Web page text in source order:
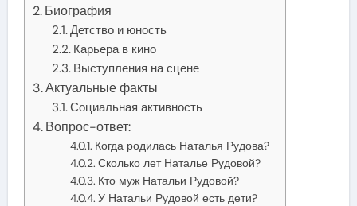
Биография
Детство и юность
Карьера в кино
Выступления на сцене
Актуальные факты
Социальная активность
Вопрос-ответ:
Когда родилась Наталья Рудова?
Сколько лет Наталье Рудовой?
Кто муж Натальи Рудовой?
У Натальи Рудовой есть дети?